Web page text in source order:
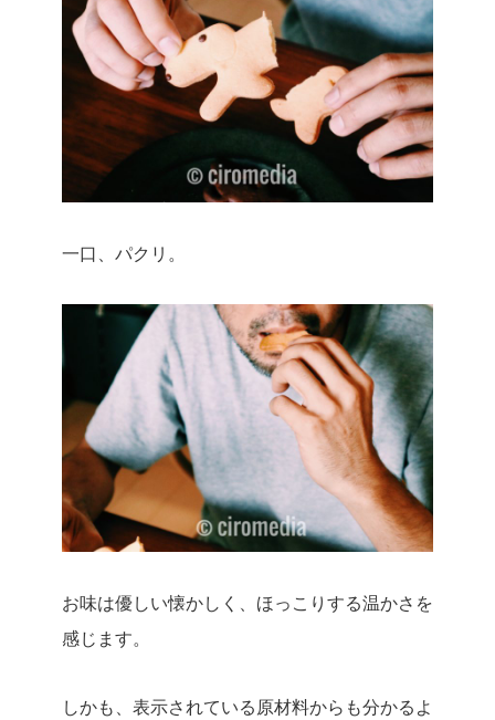
一口、パクリ。
お味は優しい懐かしく、ほっこりする温かさを
感じます。
しかも、表示されている原材料からも分かるよ